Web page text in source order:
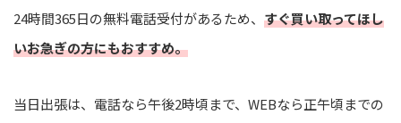
24時間365日の無料電話受付があるため、 すぐ買い取ってほし
いお急ぎの方にもおすすめ。
当日出張は、電話なら午後2時頃まで、WEBなら正午頃までの